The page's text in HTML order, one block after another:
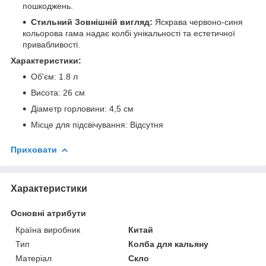
пошкоджень.
Стильний Зовнішній вигляд: Яскрава червоно-синя
кольорова гама надає колбі унікальності та естетичної
привабливості.
Характеристики:
Об'єм: 1.8 л
Висота: 26 см
Діаметр горловини: 4,5 см
Місце для підсвічування: Відсутня
Приховати
Характеристики
Основні атрибути
Країна виробник
Китай
Тип
Колба для кальяну
Матеріал
Скло